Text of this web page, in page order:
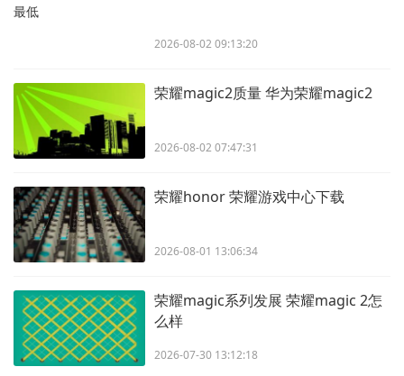
2026-08-02 09:13:20
荣耀magic2质量 华为荣耀magic2
2026-08-02 07:47:31
荣耀honor 荣耀游戏中心下载
2026-08-01 13:06:34
荣耀magic系列发展 荣耀magic 2怎
么样
2026-07-30 13:12:18